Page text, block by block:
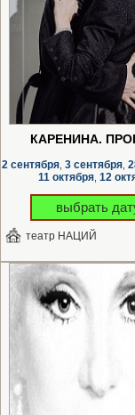
КАРЕНИНА.
2 сентября 3 сентября
11 октября, 12
выбрать
театр НАЦИЙ